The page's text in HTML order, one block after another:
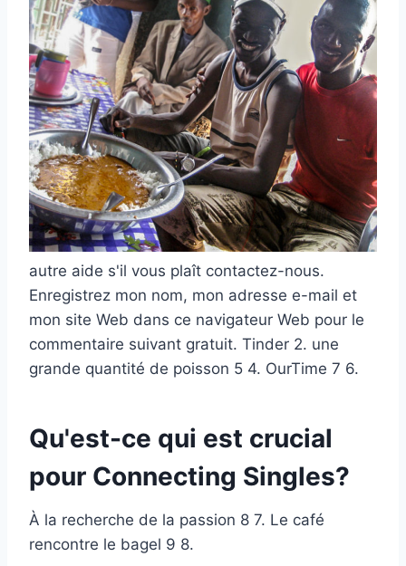
autre aide s'il vous plaît contactez-nous.
Enregistrez mon nom, mon adresse e-mail et
mon site Web dans ce navigateur Web pour le
commentaire suivant gratuit. Tinder 2. une
grande quantité de poisson 5 4. OurTime 7 6.
Qu'est-ce qui est crucial
pour Connecting Singles?
À la recherche de la passion 8 7. Le café
rencontre le bagel 9 8.